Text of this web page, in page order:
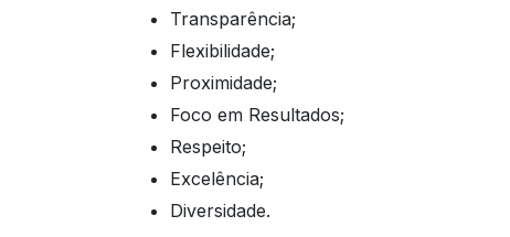
Transparência;
Flexibilidade;
Proximidade;
Foco em Resultados;
Respeito;
Excelência;
Diversidade.